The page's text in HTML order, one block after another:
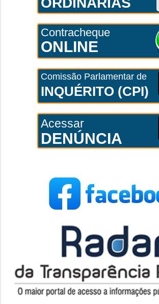
Contracheque
ONLINE
Comissão Parlamentar de
INQUÉRITO (CPI)
Acessar
DENÚNCIA